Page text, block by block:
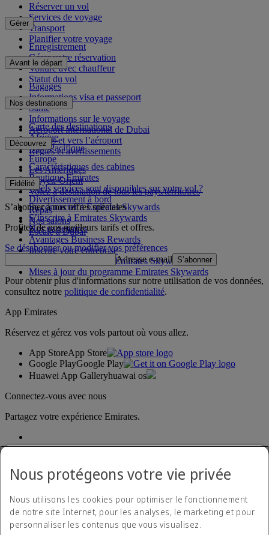
Réserver un vol
Services de voyage
Transport
Planifier votre voyage
Gérer
Enregistrement
Gérer votre réservation
Voiture avec chauffeur
Statut du vol
Avant le départ
Bagages
Informations visa et passeport
Santé
Informations sur le voyage
Aéroport international de Dubai
Depuis et vers l’aéroport
Règles et avertissements
Nos destinations
Carte des destinations
Afrique
Asie-Pacifique
Europe
Les Amériques
Moyen-Orient
Volez à destination de tous les pays/territoires
Découvrez
Caractéristiques des cabines
Boutique Emirates
Quels services sont disponibles sur votre vol ?
Divertissement à bord
Repas
Nos salons
Escale à Dubai
Fidélité
Se connecter à Emirates Skywards
S’inscrire à Emirates Skywards
Nos partenaires
Avantages Business Rewards
Inscrire votre entreprise
Règles du programme Emirates Skywards
Mises à jour du programme Emirates Skywards
S’abonner à nos offres spéciales
Profitez de nos meilleurs tarifs et offres.
Se désabonner ou modifier vos préférences
Adresse e-mail S’abonner
Pour obtenir plus d'informations sur notre utilisation de vos données,
consultez notre politique de confidentialité.
App Emirates
Réservez et gérez vos vols partout où vous allez.
App StoreApp Store
Google PlayGoogle Play
Huawei App Galleryhuawai os
Connectez-vous avec nous
Partagez votre expérience Emirates.
Déclaration d'accessibilité
Nous protégeons votre vie privée
Nous utilisons les cookies pour optimiser le fonctionnement
de notre site Internet, pour les analyses, le marketing et pour
personnaliser les contenus que vous visualisez.